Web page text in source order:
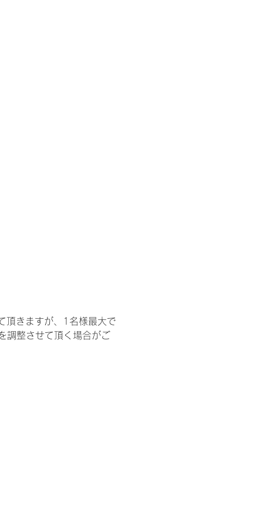
頂きますが、1名様最大で
調整させて頂く場合がご